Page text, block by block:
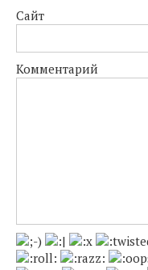
Сайт
Комментарий